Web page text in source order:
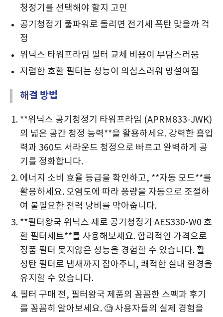
청정기를 선택해야 할지 고민
공기청정기 풀파워로 돌리면 전기세 폭탄 맞을까 걱
정
위닉스 타워프라임 필터 교체 비용이 부담스러움
저렴한 호환 필터는 성능이 의심스러워 망설여짐
해결 방법
**위닉스 공기청정기 타워프라임 (APRM833-JWK)
의 넓은 공간 청정 능력**을 활용하세요. 강력한 흡입
력과 360도 서라운드 청정으로 빠르고 완벽하게 공
기를 정화합니다.
에너지 소비 효율 등급을 확인하고, **자동 모드**를
활용하세요. 오염도에 따라 풍량을 자동으로 조절하
여 불필요한 전력 낭비를 막아줍니다.
**필터왕국 위닉스 제로 공기청정기 AES330-W0 호
환 필터세트**를 사용해보세요. 합리적인 가격으로
정품 필터 못지않은 성능을 경험할 수 있습니다. 활
성탄 필터로 냄새까지 잡아주니, 쾌적한 실내 환경을
유지할 수 있습니다.
필터 구매 전, 필터왕국 제품의 꼼꼼한 스펙과 후기
를 꼼꼼히 알아보세요. 🧐 사용자들의 실제 경험을